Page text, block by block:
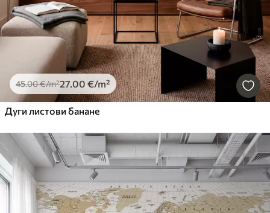
45.00€/m²27.00 €/m²
Дуги листови банане